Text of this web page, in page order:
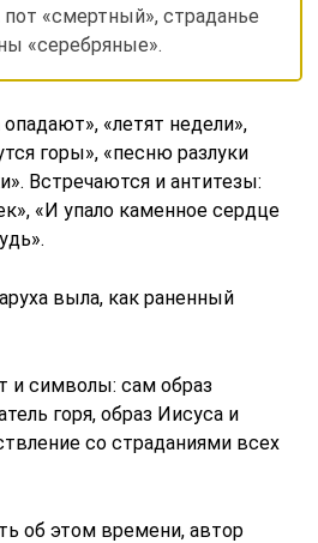
пот «смертный», страданье
«серебряные».
«летят недели»,
горы», «песню разлуки
Встречаются и антитезы:
«И упало каменное сердце
выла, как раненный
и символы: сам образ
горя, образ Иисуса и
со страданиями всех
об этом времени, автор